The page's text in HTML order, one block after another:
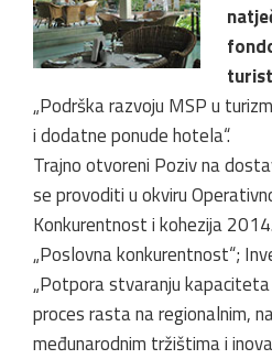
„Podrška razvoju MSP u
i dodatne ponude hotela“.
Trajno otvoreni Poziv na
se provoditi u okviru
Konkurentnost i kohezija
„Poslovna konkurentnost“;
„Potpora stvaranju
proces rasta na regionalnim,
međunarodnim tržištima i